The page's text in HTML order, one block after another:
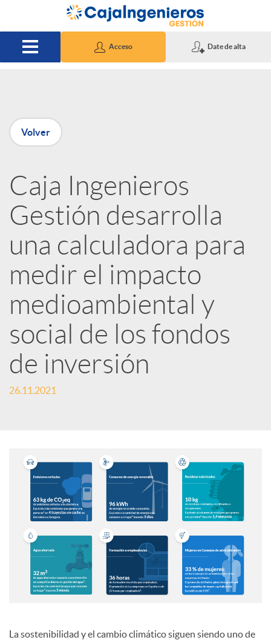
Saltar al contenido principal
Acceso Date de alta
P
u
b
l
i
c
a
d
Volver
Caja Ingenieros
Gestión desarrolla
una calculadora para
medir el impacto
medioambiental y
social de los fondos
de inversión
26.11.2021
La sostenibilidad y el cambio climático siguen siendo uno de